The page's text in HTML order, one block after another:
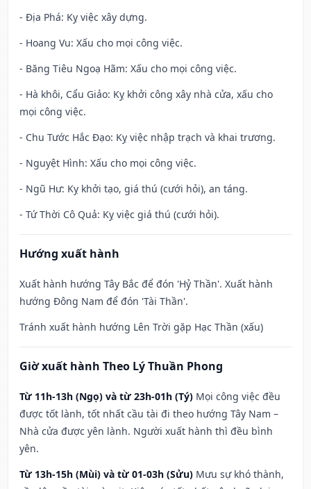
- Địa Phá: Kỵ việc xây dựng.
- Hoang Vu: Xấu cho mọi công việc.
- Băng Tiêu Ngoạ Hãm: Xấu cho mọi công việc.
- Hà khôi, Cẩu Giảo: Kỵ khởi công xây nhà cửa, xấu cho
mọi công việc.
- Chu Tước Hắc Đạo: Kỵ việc nhập trạch và khai trương.
- Nguyệt Hình: Xấu cho mọi công việc.
- Ngũ Hư: Kỵ khởi tạo, giá thú (cưới hỏi), an táng.
- Tứ Thời Cô Quả: Kỵ việc giá thú (cưới hỏi).
Hướng xuất hành
Xuất hành hướng Tây Bắc để đón 'Hỷ Thần'. Xuất hành
hướng Đông Nam để đón 'Tài Thần'.
Tránh xuất hành hướng Lên Trời gặp Hạc Thần (xấu)
Giờ xuất hành Theo Lý Thuần Phong
Từ 11h-13h (Ngọ) và từ 23h-01h (Tý) Mọi công việc đều
được tốt lành, tốt nhất cầu tài đi theo hướng Tây Nam –
Nhà cửa được yên lành. Người xuất hành thì đều bình
yên.
Từ 13h-15h (Mùi) và từ 01-03h (Sửu) Mưu sự khó thành,